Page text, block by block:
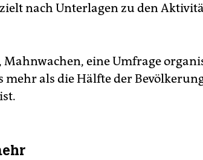
nach Unterlagen zu den
Mahnwachen, eine Umfrage
mehr als die Hälfte der